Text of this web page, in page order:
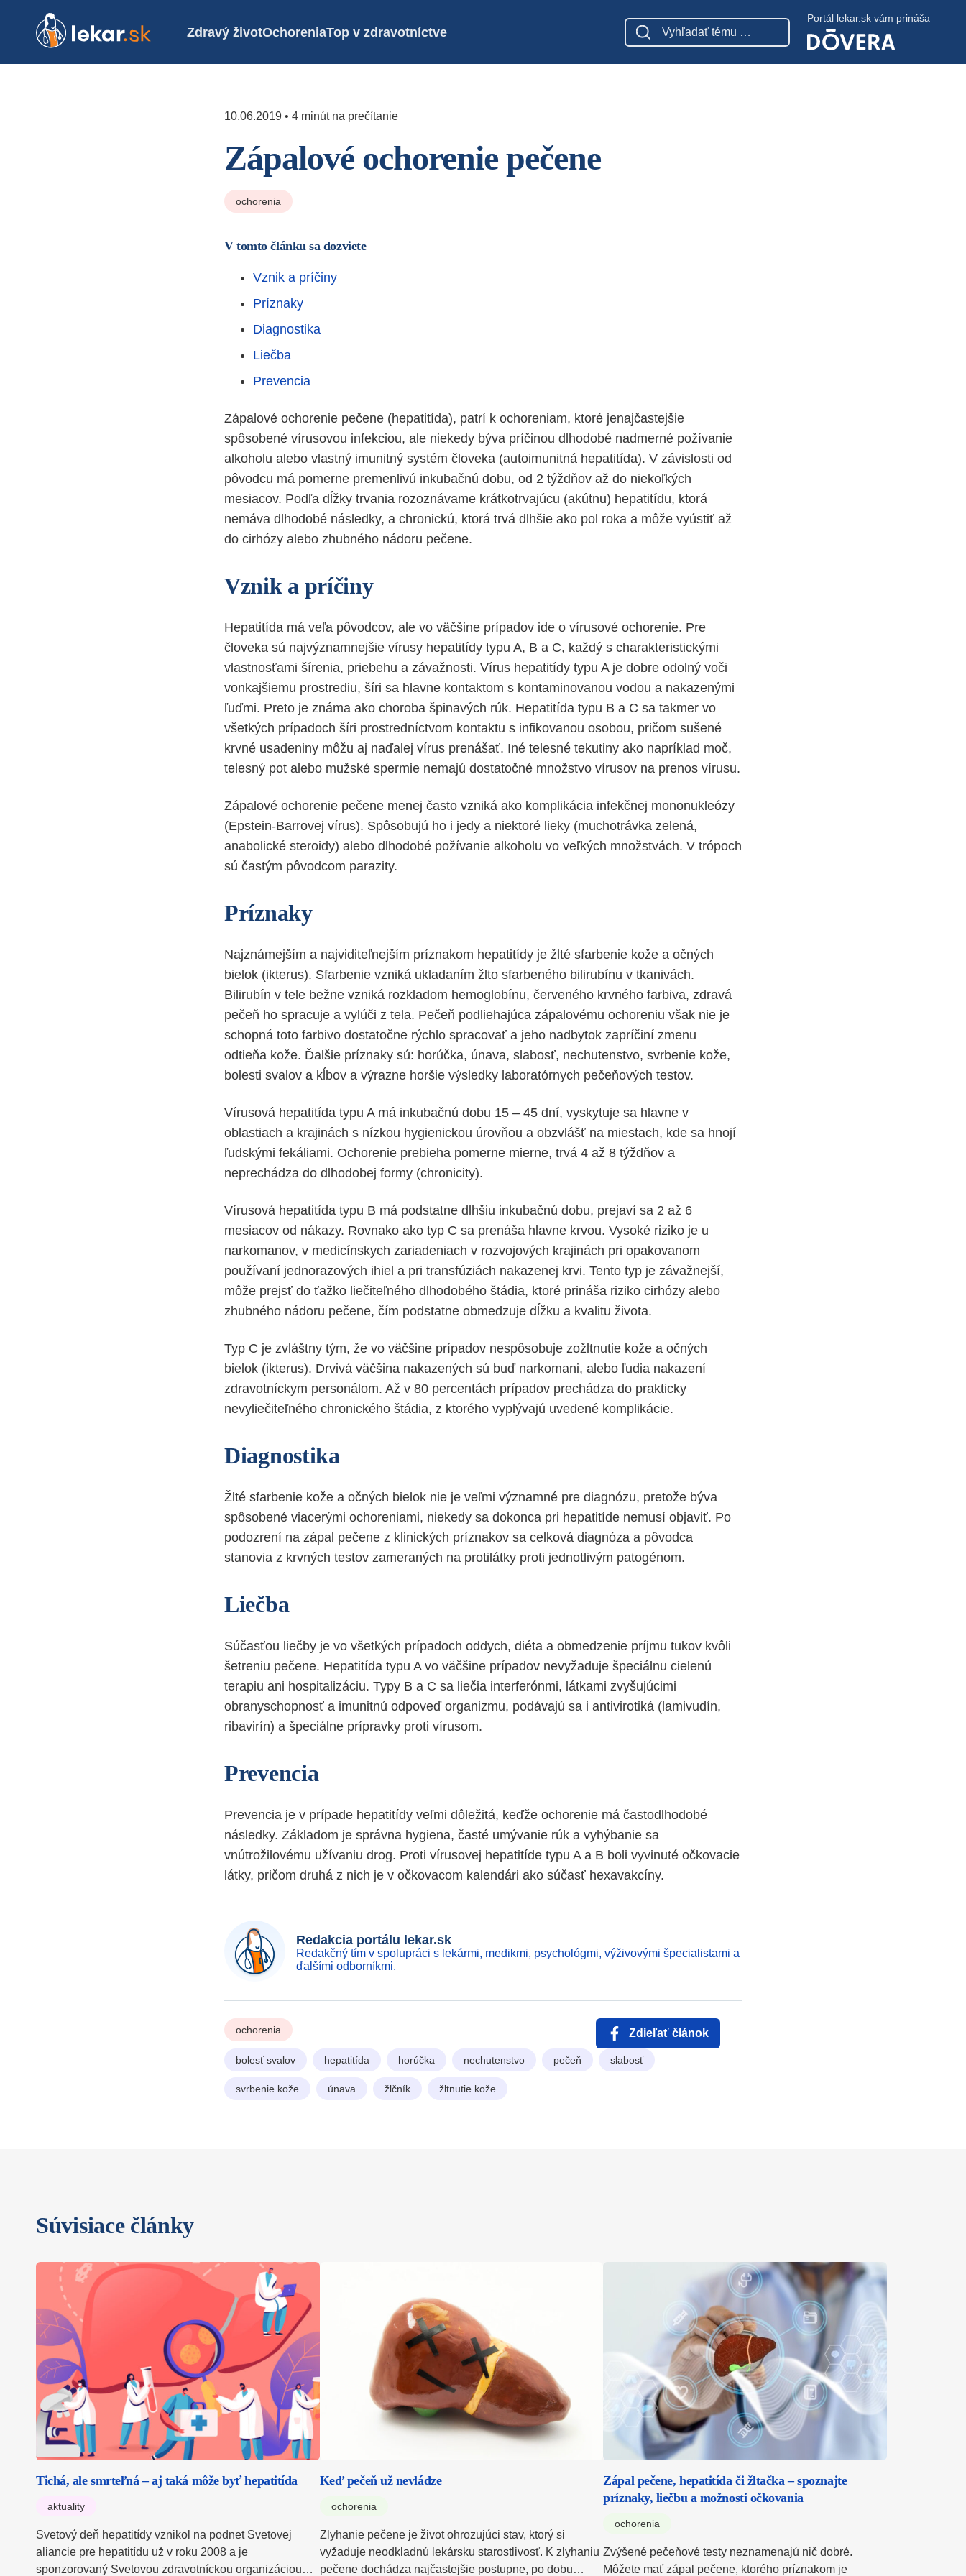
Zdravý životOchoreniaTop v zdravotníctve
Portál lekar.sk vám prináša
10.06.2019 • 4 minút na prečítanie
Zápalové ochorenie pečene
ochorenia
V tomto článku sa dozviete
Vznik a príčiny
Príznaky
Diagnostika
Liečba
Prevencia
Zápalové ochorenie pečene (hepatitída), patrí k ochoreniam, ktoré jenajčastejšie
spôsobené vírusovou infekciou, ale niekedy býva príčinou dlhodobé nadmerné požívanie
alkoholu alebo vlastný imunitný systém človeka (autoimunitná hepatitída). V závislosti od
pôvodcu má pomerne premenlivú inkubačnú dobu, od 2 týždňov až do niekoľkých
mesiacov. Podľa dĺžky trvania rozoznávame krátkotrvajúcu (akútnu) hepatitídu, ktorá
nemáva dlhodobé následky, a chronickú, ktorá trvá dlhšie ako pol roka a môže vyústiť až
do cirhózy alebo zhubného nádoru pečene.
Vznik a príčiny
Hepatitída má veľa pôvodcov, ale vo väčšine prípadov ide o vírusové ochorenie. Pre
človeka sú najvýznamnejšie vírusy hepatitídy typu A, B a C, každý s charakteristickými
vlastnosťami šírenia, priebehu a závažnosti. Vírus hepatitídy typu A je dobre odolný voči
vonkajšiemu prostrediu, šíri sa hlavne kontaktom s kontaminovanou vodou a nakazenými
ľuďmi. Preto je známa ako choroba špinavých rúk. Hepatitída typu B a C sa takmer vo
všetkých prípadoch šíri prostredníctvom kontaktu s infikovanou osobou, pričom sušené
krvné usadeniny môžu aj naďalej vírus prenášať. Iné telesné tekutiny ako napríklad moč,
telesný pot alebo mužské spermie nemajú dostatočné množstvo vírusov na prenos vírusu.
Zápalové ochorenie pečene menej často vzniká ako komplikácia infekčnej mononukleózy
(Epstein-Barrovej vírus). Spôsobujú ho i jedy a niektoré lieky (muchotrávka zelená,
anabolické steroidy) alebo dlhodobé požívanie alkoholu vo veľkých množstvách. V trópoch
sú častým pôvodcom parazity.
Príznaky
Najznámejším a najviditeľnejším príznakom hepatitídy je žlté sfarbenie kože a očných
bielok (ikterus). Sfarbenie vzniká ukladaním žlto sfarbeného bilirubínu v tkanivách.
Bilirubín v tele bežne vzniká rozkladom hemoglobínu, červeného krvného farbiva, zdravá
pečeň ho spracuje a vylúči z tela. Pečeň podliehajúca zápalovému ochoreniu však nie je
schopná toto farbivo dostatočne rýchlo spracovať a jeho nadbytok zapríčiní zmenu
odtieňa kože. Ďalšie príznaky sú: horúčka, únava, slabosť, nechutenstvo, svrbenie kože,
bolesti svalov a kĺbov a výrazne horšie výsledky laboratórnych pečeňových testov.
Vírusová hepatitída typu A má inkubačnú dobu 15 – 45 dní, vyskytuje sa hlavne v
oblastiach a krajinách s nízkou hygienickou úrovňou a obzvlášť na miestach, kde sa hnojí
ľudskými fekáliami. Ochorenie prebieha pomerne mierne, trvá 4 až 8 týždňov a
neprechádza do dlhodobej formy (chronicity).
Vírusová hepatitída typu B má podstatne dlhšiu inkubačnú dobu, prejaví sa 2 až 6
mesiacov od nákazy. Rovnako ako typ C sa prenáša hlavne krvou. Vysoké riziko je u
narkomanov, v medicínskych zariadeniach v rozvojových krajinách pri opakovanom
používaní jednorazových ihiel a pri transfúziách nakazenej krvi. Tento typ je závažnejší,
môže prejsť do ťažko liečiteľného dlhodobého štádia, ktoré prináša riziko cirhózy alebo
zhubného nádoru pečene, čím podstatne obmedzuje dĺžku a kvalitu života.
Typ C je zvláštny tým, že vo väčšine prípadov nespôsobuje zožltnutie kože a očných
bielok (ikterus). Drvivá väčšina nakazených sú buď narkomani, alebo ľudia nakazení
zdravotníckym personálom. Až v 80 percentách prípadov prechádza do prakticky
nevyliečiteľného chronického štádia, z ktorého vyplývajú uvedené komplikácie.
Diagnostika
Žlté sfarbenie kože a očných bielok nie je veľmi významné pre diagnózu, pretože býva
spôsobené viacerými ochoreniami, niekedy sa dokonca pri hepatitíde nemusí objaviť. Po
podozrení na zápal pečene z klinických príznakov sa celková diagnóza a pôvodca
stanovia z krvných testov zameraných na protilátky proti jednotlivým patogénom.
Liečba
Súčasťou liečby je vo všetkých prípadoch oddych, diéta a obmedzenie príjmu tukov kvôli
šetreniu pečene. Hepatitída typu A vo väčšine prípadov nevyžaduje špeciálnu cielenú
terapiu ani hospitalizáciu. Typy B a C sa liečia interferónmi, látkami zvyšujúcimi
obranyschopnosť a imunitnú odpoveď organizmu, podávajú sa i antivirotiká (lamivudín,
ribavirín) a špeciálne prípravky proti vírusom.
Prevencia
Prevencia je v prípade hepatitídy veľmi dôležitá, keďže ochorenie má častodlhodobé
následky. Základom je správna hygiena, časté umývanie rúk a vyhýbanie sa
vnútrožilovému užívaniu drog. Proti vírusovej hepatitíde typu A a B boli vyvinuté očkovacie
látky, pričom druhá z nich je v očkovacom kalendári ako súčasť hexavakcíny.
Redakcia portálu lekar.sk
Redakčný tím v spolupráci s lekármi, medikmi, psychológmi, výživovými špecialistami a
ďalšími odborníkmi.
ochorenia Zdieľať článok
bolesť svalov hepatitída horúčka nechutenstvo pečeň slabosť
svrbenie kože únava žlčník žltnutie kože
Súvisiace články
Tichá, ale smrteľná – aj taká môže byť hepatitída
aktuality
Svetový deň hepatitídy vznikol na podnet Svetovej
aliancie pre hepatitídu už v roku 2008 a je
sponzorovaný Svetovou zdravotníckou organizáciou…
Keď pečeň už nevládze
ochorenia
Zlyhanie pečene je život ohrozujúci stav, ktorý si
vyžaduje neodkladnú lekársku starostlivosť. K zlyhaniu
pečene dochádza najčastejšie postupne, po dobu…
Zápal pečene, hepatitída či žltačka – spoznajte
príznaky, liečbu a možnosti očkovania
ochorenia
Zvýšené pečeňové testy neznamenajú nič dobré.
Môžete mať zápal pečene, ktorého príznakom je